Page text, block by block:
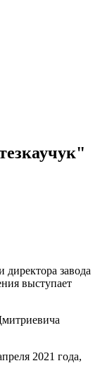
завода
выступает
2021 года,